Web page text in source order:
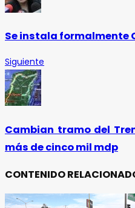
Se instala formalmente
Siguiente
Cambian tramo del
más de cinco mil mdp
CONTENIDO